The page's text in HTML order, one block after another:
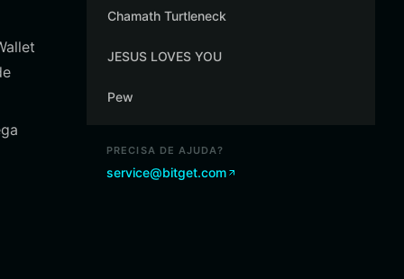
Chamath Turtleneck
JESUS LOVES YOU
Pew
PRECISA DE AJUDA?
service@bitget.com